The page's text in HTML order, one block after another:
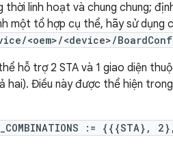
linh hoạt và chung chung;
một tổ hợp cụ thể, hãy sử dụng
<oem>/<device>/
hỗ trợ 2 STA và 1 giao diện
hai). Điều này được thể hiện trong
:=